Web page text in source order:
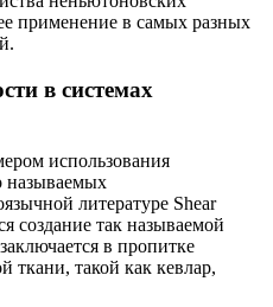
применение в самых разных
в системах
использования
называемых
литературе Shear
создание так называемой
в пропитке
ткани, такой как кевлар,